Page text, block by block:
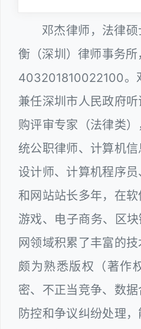
邓杰律师，法律
衡（深圳）律师事务
403201810022100。
兼任深圳市人民政府
购评审专家（法律类
统公职律师、计算机
设计师、计算机程序
和网站站长多年，在
游戏、电子商务、区
网领域积累了丰富的技
颇为熟悉版权（著作
密、不正当竞争、数
防控和争议纠纷处理